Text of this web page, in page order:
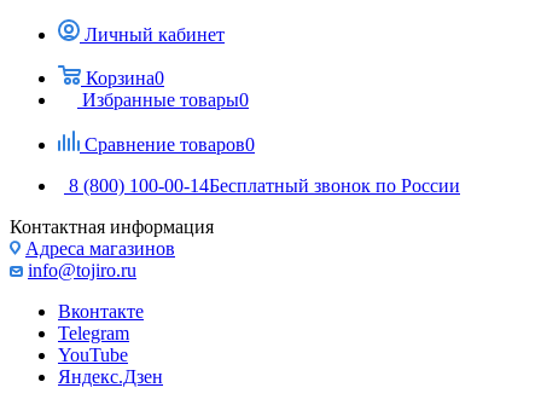
Личный кабинет
Корзина0
Избранные товары0
Сравнение товаров0
8 (800) 100-00-14Бесплатный звонок по России
Контактная информация
Адреса магазинов
info@tojiro.ru
Вконтакте
Telegram
YouTube
Яндекс.Дзен